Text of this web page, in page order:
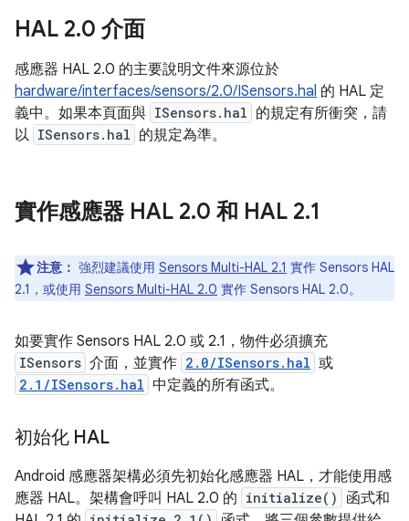
HAL 2.0 介面
感應器 HAL 2.0 的主要說明文件來源位於
hardware/interfaces/sensors/2.0/ISensors.hal 的 HAL 定
義中。如果本頁面與 ISensors.hal 的規定有所衝突，請
以 ISensors.hal 的規定為準。
實作感應器 HAL 2.0 和 HAL 2.1
注意： 強烈建議使用 Sensors Multi-HAL 2.1 實作 Sensors HAL
2.1，或使用 Sensors Multi-HAL 2.0 實作 Sensors HAL 2.0。
如要實作 Sensors HAL 2.0 或 2.1，物件必須擴充
ISensors 介面，並實作 2.0/ISensors.hal 或
2.1/ISensors.hal 中定義的所有函式。
初始化 HAL
Android 感應器架構必須先初始化感應器 HAL，才能使用感
應器 HAL。架構會呼叫 HAL 2.0 的 initialize()
函式和